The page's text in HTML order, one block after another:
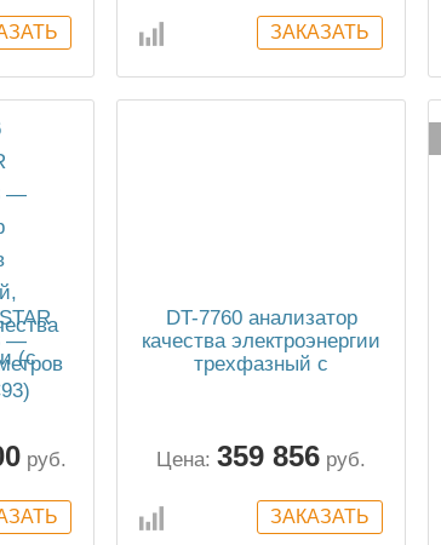
—
и
руб.
DT-7760 анализатор
качества электроэнергии
трехфазный с
Цена: 359 856 руб.